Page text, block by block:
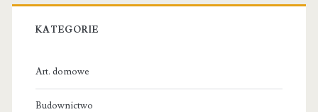
KATEGORIE
Art. domowe
Budownictwo